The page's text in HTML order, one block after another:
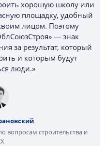
хорошую школу или
площадку, удобный
лицом. Поэтому
— знак
за результат, который
и которым будут
люди.»
вопросам строительства и